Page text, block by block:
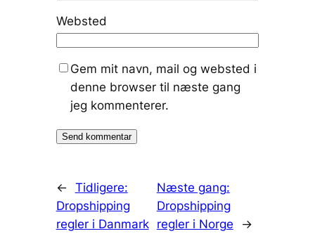
Websted
Gem mit navn, mail og websted i
denne browser til næste gang
jeg kommenterer.
← Tidligere:
Dropshipping
regler i Danmark
Næste gang:
Dropshipping
regler i Norge
→